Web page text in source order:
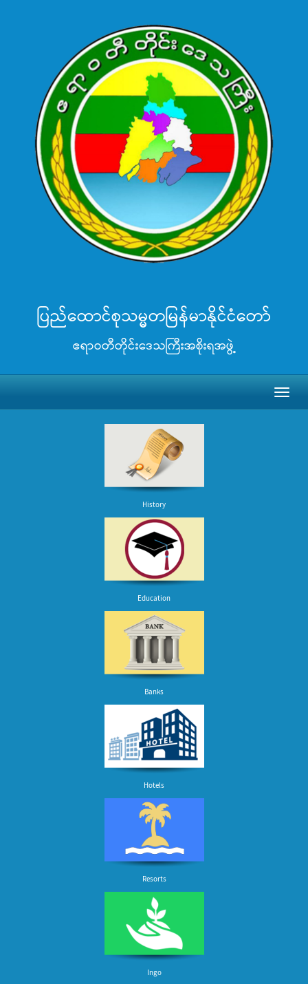
ပြည်ထောင်စုသမ္မတမြန်မာနိုင်ငံတော်
ဧရာဝတီတိုင်းဒေသကြီးအစိုးရအဖွဲ့
History
Education
Banks
Hotels
Resorts
Ingo